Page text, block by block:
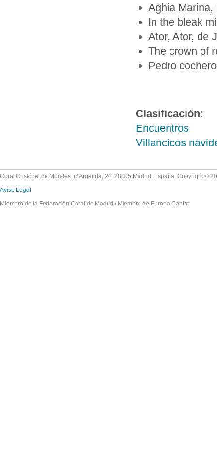
Aghia Marina,
In the bleak
Ator, Ator, de
The crown of
Pedro
Clasificación:
Encuentros
Villancicos
Coral Cristóbal de Morales. c/ Arganda, 24. 28005 Madrid. España. Copyright ©
Aviso Legal
Miembro de la Federación Coral de Madrid / Miembro de Europa Cantat